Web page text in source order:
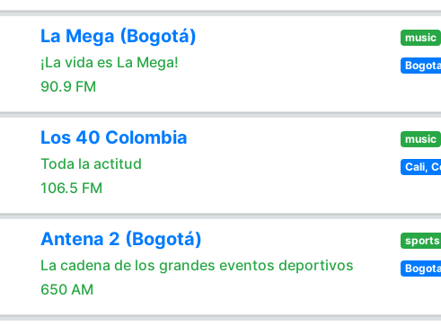
La Mega (Bogotá)
¡La vida es La Mega!
90.9 FM
music
Los 40 Colombia
Toda la actitud
106.5 FM
music
Cali,
Antena 2 (Bogotá)
La cadena de los grandes eventos deportivos
650 AM
sports